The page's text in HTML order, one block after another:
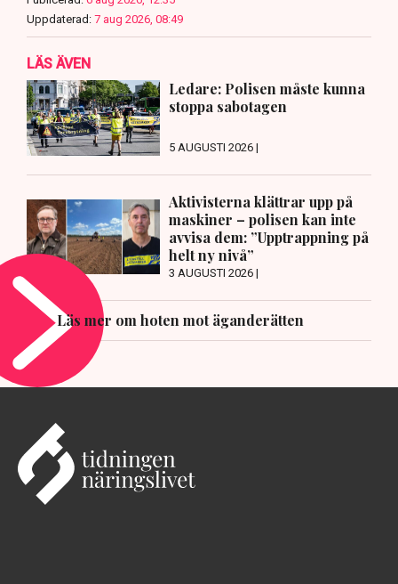
Uppdaterad: 7 aug 2026, 08:49
LÄS ÄVEN
Ledare: Polisen måste kunna
stoppa sabotagen
5 AUGUSTI 2026 |
Aktivisterna klättrar upp på
maskiner – polisen kan inte
avvisa dem: ”Upptrappning på
helt ny nivå”
3 AUGUSTI 2026 |
Läs mer om hoten mot äganderätten